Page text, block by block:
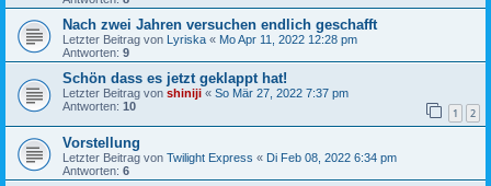
Nach zwei Jahren versuchen endlich geschafft
Letzter Beitrag von Lyriska « Mo Apr 11, 2022 12:28 pm
Antworten: 9
Schön dass es jetzt geklappt hat!
Letzter Beitrag von shiniji « So Mär 27, 2022 7:37 pm
Antworten: 10 1 2
Vorstellung
Letzter Beitrag von Twilight Express « Di Feb 08, 2022 6:34 pm
Antworten: 6